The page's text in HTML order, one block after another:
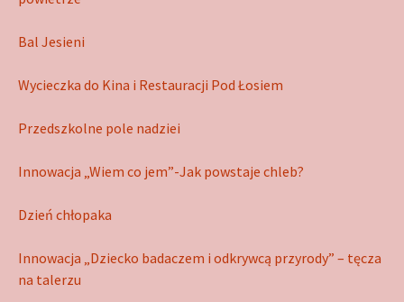
Bal Jesieni
Wycieczka do Kina i Restauracji Pod Łosiem
Przedszkolne pole nadziei
Innowacja „Wiem co jem”-Jak powstaje chleb?
Dzień chłopaka
Innowacja „Dziecko badaczem i odkrywcą przyrody” – tęcza
na talerzu